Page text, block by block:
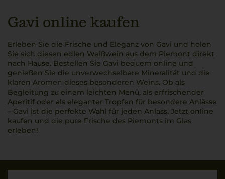
Gavi online kaufen
Erleben Sie die Frische und Eleganz von Gavi und holen
Sie sich diesen edlen Weißwein aus dem Piemont direkt
nach Hause. Bestellen Sie Gavi bequem online und
genießen Sie die unverwechselbare Mineralität und die
klaren Aromen dieses besonderen Weins. Ob als
Begleitung zu einem leichten Menü, als erfrischender
Aperitif oder als eleganter Tropfen für besondere Anlässe
– Gavi ist die perfekte Wahl für jeden Anlass. Jetzt online
kaufen und die pure Frische des Piemonts im Glas
erleben!